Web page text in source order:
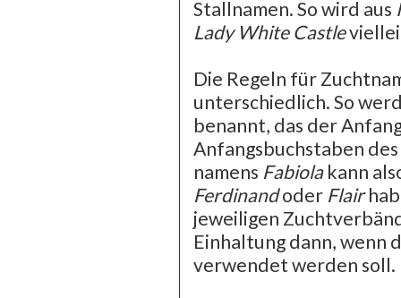
Stallnamen. So wird aus
Lady White Castle
Die Regeln für
unterschiedlich. So
benannt, das der
Anfangsbuchstaben
namens Fabiolakann
Ferdinandoder Flair
jeweiligen
Einhaltung dann, wenn
verwendet werden soll.